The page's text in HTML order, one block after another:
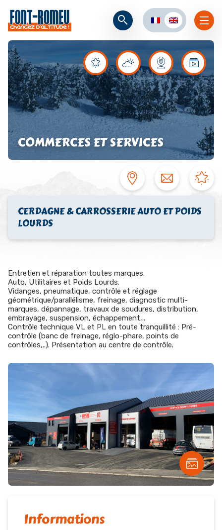
COMMERCES ET SERVICES
CERDAGNE & CARROSSERIE AUTO ET POIDS
LOURDS
Entretien et réparation toutes marques.
Auto, Utilitaires et Poids Lourds.
Vidanges, pneumatique, contrôle et réglage
géométrique/parallélisme, freinage, diagnostic multi-
marques, dépannage, travaux de soudures, distribution,
embrayage, suspension, échappement,..
Contrôle technique VL et PL en toute tranquillité : Pré-
contrôle (banc de freinage, réglo-phare, points de
contrôles,..). Présentation au centre de contrôle.
Informations